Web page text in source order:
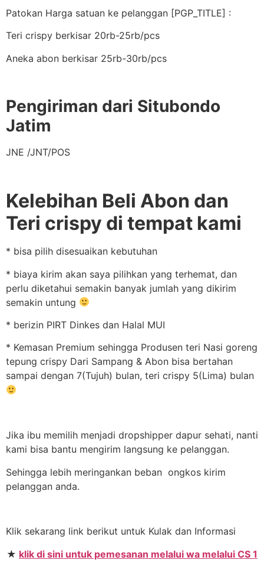
Patokan Harga satuan ke pelanggan [PGP_TITLE] :
Teri crispy berkisar 20rb-25rb/pcs
Aneka abon berkisar 25rb-30rb/pcs
Pengiriman dari Situbondo
Jatim
JNE /JNT/POS
Kelebihan Beli Abon dan
Teri crispy di tempat kami
* bisa pilih disesuaikan kebutuhan
* biaya kirim akan saya pilihkan yang terhemat, dan
perlu diketahui semakin banyak jumlah yang dikirim
semakin untung
* berizin PIRT Dinkes dan Halal MUI
* Kemasan Premium sehingga Produsen teri Nasi goreng
tepung crispy Dari Sampang & Abon bisa bertahan
sampai dengan 7(Tujuh) bulan, teri crispy 5(Lima) bulan
Jika ibu memilih menjadi dropshipper dapur sehati, nanti
kami bisa bantu mengirim langsung ke pelanggan.
Sehingga lebih meringankan beban ongkos kirim
pelanggan anda.
Klik sekarang link berikut untuk Kulak dan Informasi
★ klik di sini untuk pemesanan melalui wa melalui CS 1